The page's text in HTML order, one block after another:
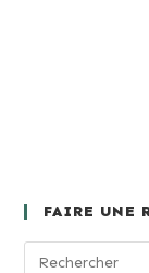
FAIRE UNE